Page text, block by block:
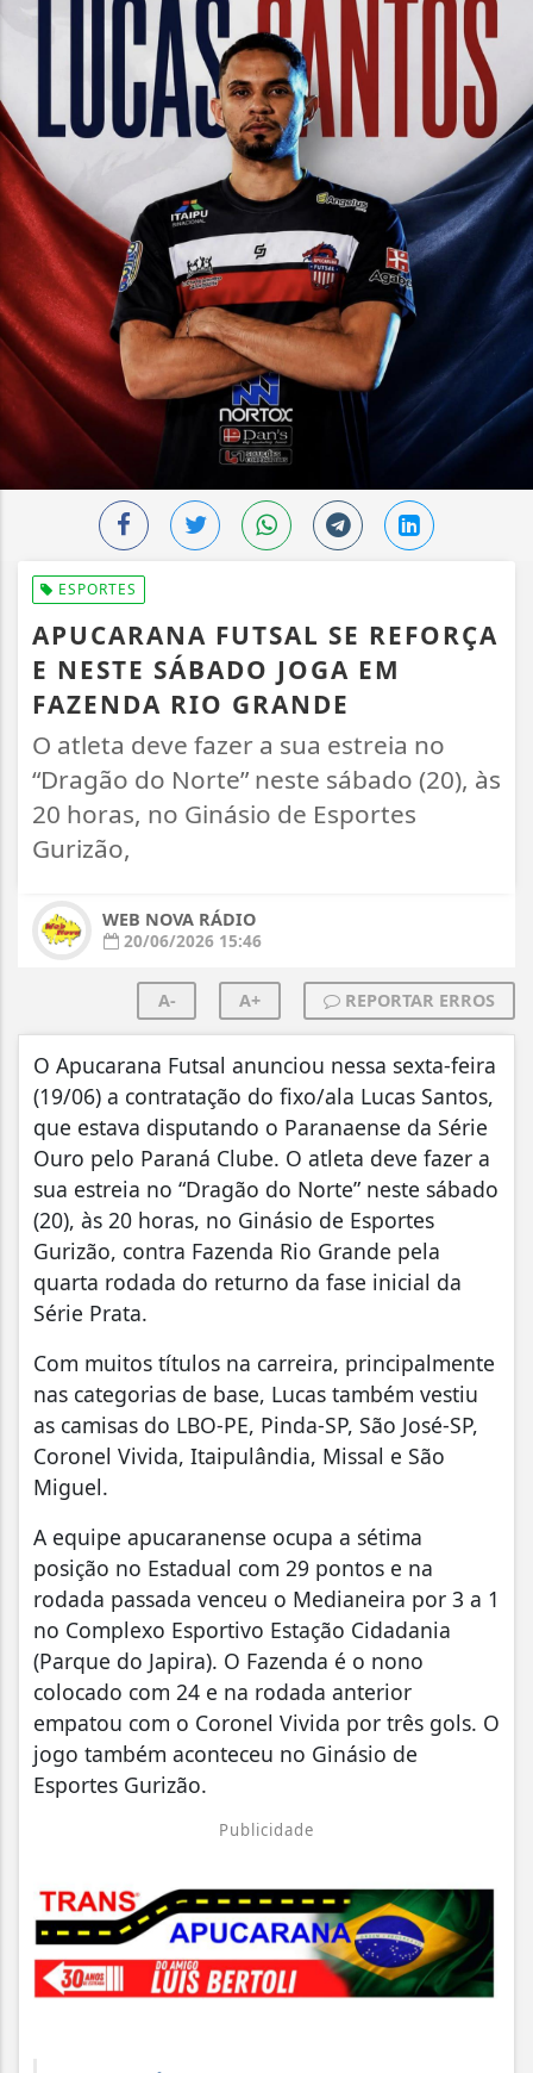
ESPORTES
APUCARANA FUTSAL SE REFORÇA
E NESTE SÁBADO JOGA EM
FAZENDA RIO GRANDE
O atleta deve fazer a sua estreia no
“Dragão do Norte” neste sábado (20), às
20 horas, no Ginásio de Esportes
Gurizão,
WEB NOVA RÁDIO
20/06/2026 15:46
A- A+ REPORTAR ERROS
O Apucarana Futsal anunciou nessa sexta-feira
(19/06) a contratação do fixo/ala Lucas Santos,
que estava disputando o Paranaense da Série
Ouro pelo Paraná Clube. O atleta deve fazer a
sua estreia no “Dragão do Norte” neste sábado
(20), às 20 horas, no Ginásio de Esportes
Gurizão, contra Fazenda Rio Grande pela
quarta rodada do returno da fase inicial da
Série Prata.
Com muitos títulos na carreira, principalmente
nas categorias de base, Lucas também vestiu
as camisas do LBO-PE, Pinda-SP, São José-SP,
Coronel Vivida, Itaipulândia, Missal e São
Miguel.
A equipe apucaranense ocupa a sétima
posição no Estadual com 29 pontos e na
rodada passada venceu o Medianeira por 3 a 1
no Complexo Esportivo Estação Cidadania
(Parque do Japira). O Fazenda é o nono
colocado com 24 e na rodada anterior
empatou com o Coronel Vivida por três gols. O
jogo também aconteceu no Ginásio de
Esportes Gurizão.
Publicidade